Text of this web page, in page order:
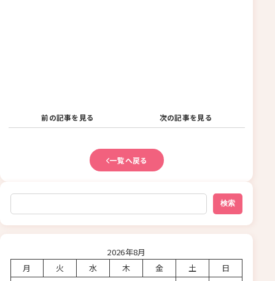
前の記事を見る 次の記事を見る
一覧へ戻る
検索
検索
2026年8月
月
火 水 木 金 土
日